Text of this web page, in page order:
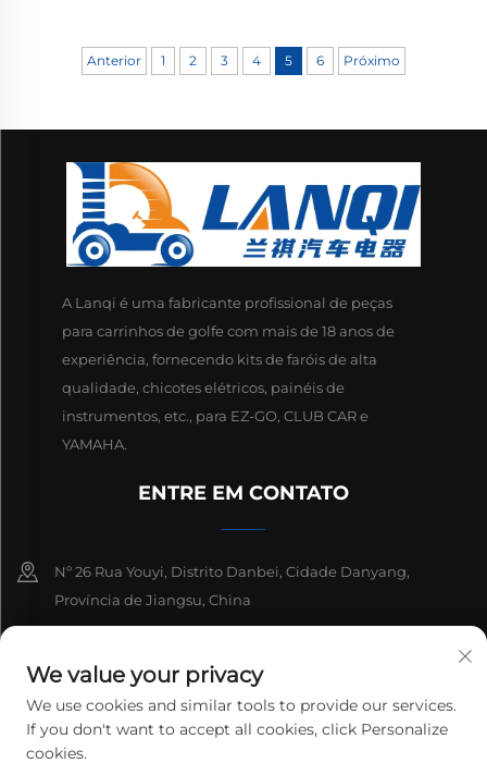
Anterior 1 2 3 4 5 6 Próximo
A Lanqi é uma fabricante profissional de peças
para carrinhos de golfe com mais de 18 anos de
experiência, fornecendo kits de faróis de alta
qualidade, chicotes elétricos, painéis de
instrumentos, etc., para EZ-GO, CLUB CAR e
YAMAHA.
ENTRE EM CONTATO
Nº 26 Rua Youyi, Distrito Danbei, Cidade Danyang,
Província de Jiangsu, China
[email protected]
We value your privacy
We use cookies and similar tools to provide our services.
If you don't want to accept all cookies, click Personalize
cookies.